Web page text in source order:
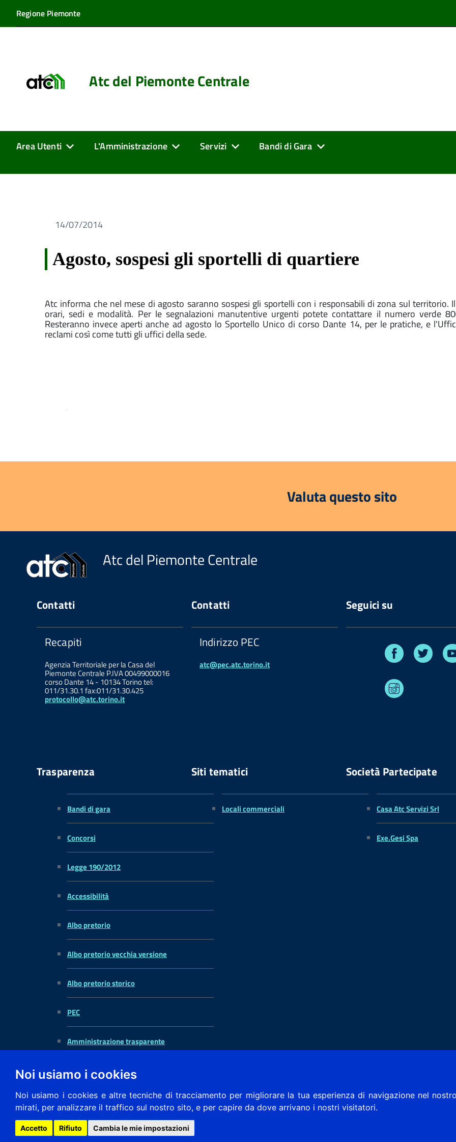
Noi usiamo i cookies
Noi usiamo i cookies e altre tecniche di tracciamento per migliorare la tua esperienza di navigazione nel
mirati, per analizzare il traffico sul nostro sito, e per capire da dove arrivano i nostri visitatori.
Accetto Rifiuto Cambia le mie impostazioni
Regione Piemonte
Atc del Piemonte Centrale
Area Utenti L'Amministrazione Servizi Bandi di Gara
14/07/2014
Agosto, sospesi gli sportelli di quartiere
Atc informa che nel mese di agosto saranno sospesi gli sportelli con i responsabili di zona sul territorio.
orari, sedi e modalità. Per le segnalazioni manutentive urgenti potete contattare il numero verde
Resteranno invece aperti anche ad agosto lo Sportello Unico di corso Dante 14, per le pratiche, e
reclami così come tutti gli uffici della sede.
.
Valuta questo sito
Atc del Piemonte Centrale
Contatti
Recapiti
Agenzia Territoriale per la Casa del
Piemonte Centrale P.IVA 00499000016
corso Dante 14 - 10134 Torino tel:
011/31.30.1 fax:011/31.30.425
protocollo@atc.torino.it
Contatti
Indirizzo PEC
atc@pec.atc.torino.it
Seguici su
Facebook
Trasparenza
Bandi di gara
Concorsi
Legge 190/2012
Accessibilità
Albo pretorio
Albo pretorio vecchia versione
Albo pretorio storico
PEC
Amministrazione trasparente
Siti tematici
Locali commerciali
Società Partecipate
Casa Atc Servizi Srl
Exe.Gesi Spa
Privacy Note legali Domus